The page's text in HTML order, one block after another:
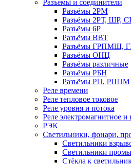
Разъемы и соединители
Разъёмы 2РМ
Разъёмы 2РТ, ШР,
Разъёмы 6Р
Разъёмы ВВТ
Разъёмы ГРПМШ,
Разъёмы ОНЦ
Разъёмы различные
Разъёмы РБН
Разъёмы РП, РППМ
Реле времени
Реле тепловое токовое
Реле уровня и потока
Реле электромагнитное
РЭК
Светильники, фонари,
Светильники
Светильники
Стёкла к